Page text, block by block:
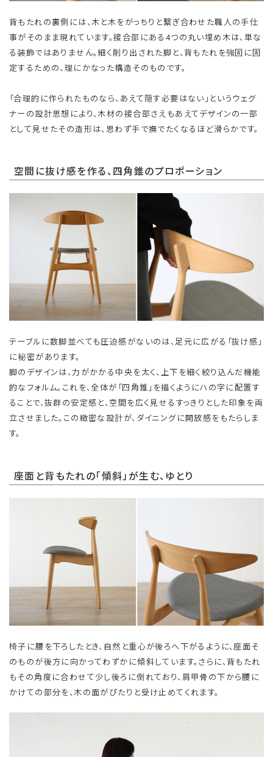
背もたれの裏側には、木と木をがっちりと繋ぎ合わせた職人の手仕
事がそのまま現れています。接合部にある4つの丸い埋め木は、単な
る装飾ではありません。細く削り出された脚と、背もたれを強固に固
定するための、理にかなった構造そのものです。
「合理的に作られたものなら、あえて隠す必要はない」というウェグ
ナーの設計思想により、木材の接合部さえもあえてデザインの一部
として見せたその造形は、思わず手で撫でたくなるほど滑らかです。
空間に抜け感を作る、四角錐のプロポーション
テーブルに数脚並べても圧迫感がないのは、足元に広がる「抜け感」
に秘密があります。
脚のデザインは、力がかかる中央を太く、上下を細く絞り込んだ機能
的なフォルム。これを、全体が「四角錐」を描くようにハの字に配置す
ることで、抜群の安定感と、空間を広く見せるすっきりとした印象を両
立させました。この緻密な設計が、ダイニングに開放感をもたらしま
す。
座面と背もたれの「傾斜」が生む、ゆとり
椅子に腰を下ろしたとき、自然と重心が後ろへ下がるように、座面そ
のものが後方に向かってわずかに傾斜しています。さらに、背もたれ
もその角度に合わせて少し後ろに倒れており、肩甲骨の下から腰に
かけての部分を、木の面がぴたりと受け止めてくれます。